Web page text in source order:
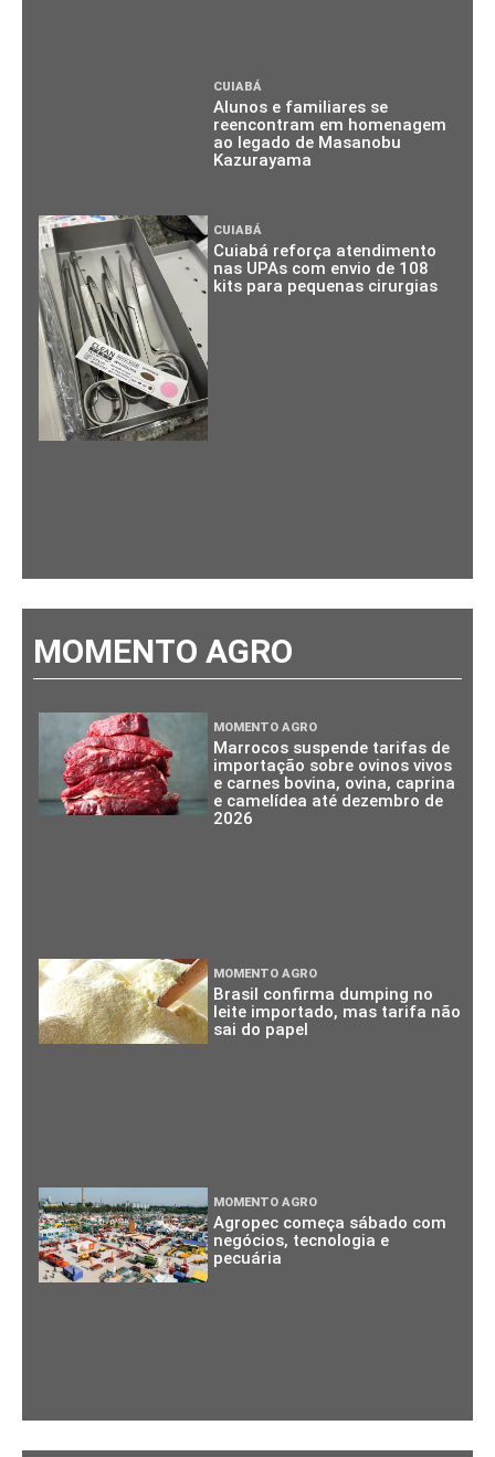
CUIABÁ
Alunos e familiares se
reencontram em homenagem
ao legado de Masanobu
Kazurayama
CUIABÁ
Cuiabá reforça atendimento
nas UPAs com envio de 108
kits para pequenas cirurgias
MOMENTO AGRO
MOMENTO AGRO
Marrocos suspende tarifas de
importação sobre ovinos vivos
e carnes bovina, ovina, caprina
e camelídea até dezembro de
2026
MOMENTO AGRO
Brasil confirma dumping no
leite importado, mas tarifa não
sai do papel
MOMENTO AGRO
Agropec começa sábado com
negócios, tecnologia e
pecuária